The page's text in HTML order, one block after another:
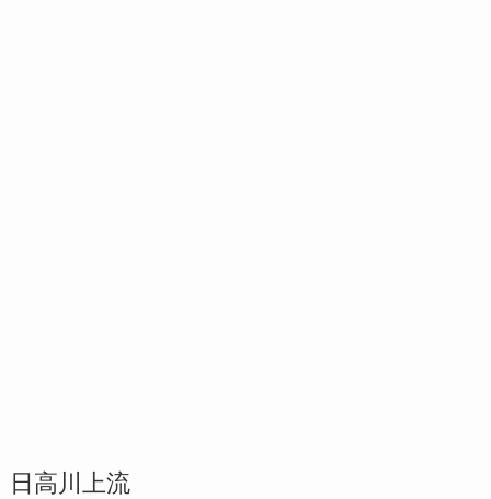
日高川上流